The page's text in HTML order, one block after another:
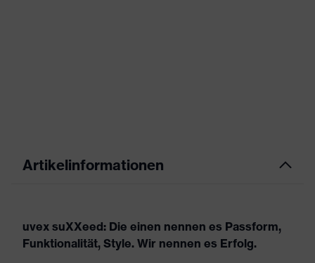
Artikelinformationen
uvex suXXeed: Die einen nennen es Passform,
Funktionalität, Style. Wir nennen es Erfolg.